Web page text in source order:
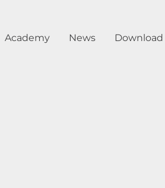
Show submenu for Prodotti
Academy News Download